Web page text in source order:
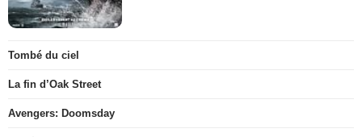
Tombé du ciel
La fin d’Oak Street
Avengers: Doomsday